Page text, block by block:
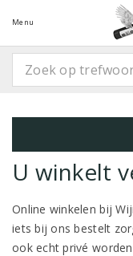
Menu
U winkelt
Online winkelen bij
iets bij ons bestelt
ook echt privé